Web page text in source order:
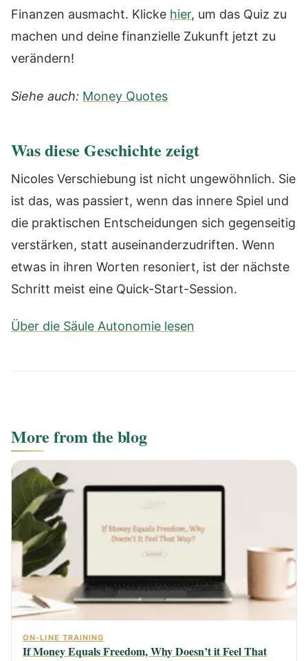
Finanzen ausmacht. Klicke hier, um das Quiz zu
machen und deine finanzielle Zukunft jetzt zu
verändern!
Siehe auch: Money Quotes
Was diese Geschichte zeigt
Nicoles Verschiebung ist nicht ungewöhnlich. Sie
ist das, was passiert, wenn das innere Spiel und
die praktischen Entscheidungen sich gegenseitig
verstärken, statt auseinanderzudriften. Wenn
etwas in ihren Worten resoniert, ist der nächste
Schritt meist eine Quick-Start-Session.
Über die Säule Autonomie lesen
More from the blog
ON-LINE TRAINING
If Money Equals Freedom, Why Doesn’t it Feel That